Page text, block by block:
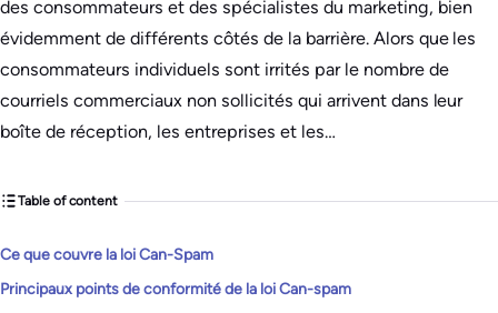
des consommateurs et des spécialistes du marketing, bien
évidemment de différents côtés de la barrière. Alors que les
consommateurs individuels sont irrités par le nombre de
courriels commerciaux non sollicités qui arrivent dans leur
boîte de réception, les entreprises et les…
Table of content
Ce que couvre la loi Can-Spam
Principaux points de conformité de la loi Can-spam